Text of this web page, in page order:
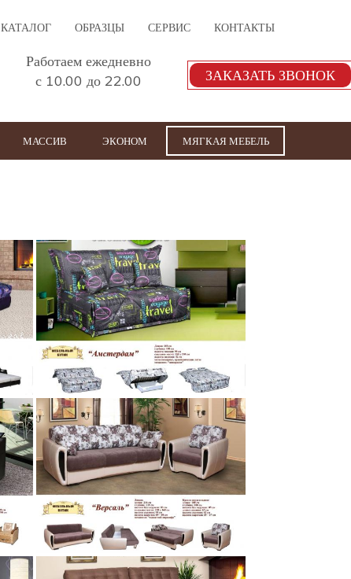
КАТАЛОГ ОБРАЗЦЫ СЕРВИС КОНТАКТЫ
Работаем ежедневно
с 10.00 до 22.00
ЗАКАЗАТЬ ЗВОНОК
МАССИВ ЭКОНОМ МЯГКАЯ МЕБЕЛЬ